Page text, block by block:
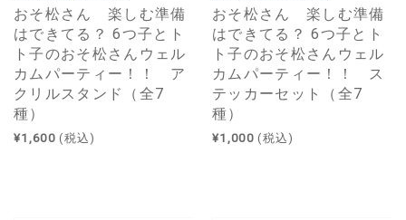
おそ松さん 楽しむ準備
はできてる？ 6つ子とト
ト子のおそ松さんウェル
カムパーティー！！ ア
クリルスタンド（全7
種）
¥1,600 (税込)
おそ松さん 楽しむ準備
はできてる？ 6つ子とト
ト子のおそ松さんウェル
カムパーティー！！ ス
テッカーセット（全7
種）
¥1,000 (税込)